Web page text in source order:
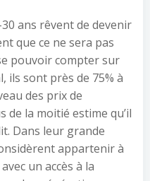
ans rêvent de devenir
que ce ne sera pas
pouvoir compter sur
ils sont près de 75% à
des prix de
de la moitié estime qu’il
Dans leur grande
appartenir à
un accès à la